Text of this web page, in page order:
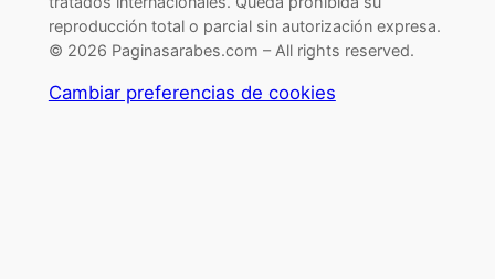
reproducción total o parcial sin autorización expresa.
© 2026 Paginasarabes.com – All rights reserved.
Cambiar preferencias de cookies